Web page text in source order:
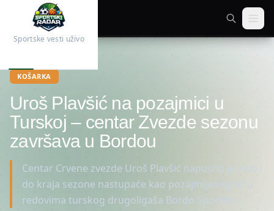
Sportske vesti uživo
KOŠARKA
Uroš Plavšić na pozajmici u
Turskoj – centar Zvezde sezonu
završava u Bordou
Centar Crvene zvezde Uroš Plavšić napustio je klub i
do kraja sezone nastupaće kao pozajmljen igrač u
redovima turskog drugoligaša Bordo Sportifa.